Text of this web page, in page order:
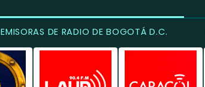
EMISORAS DE RADIO DE BOGOTÁ D.C.